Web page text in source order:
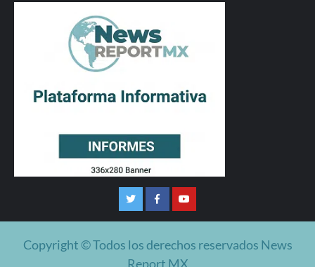
TwitterFacebookYoutube
Copyright © Todos los derechos reservados News
Report MX